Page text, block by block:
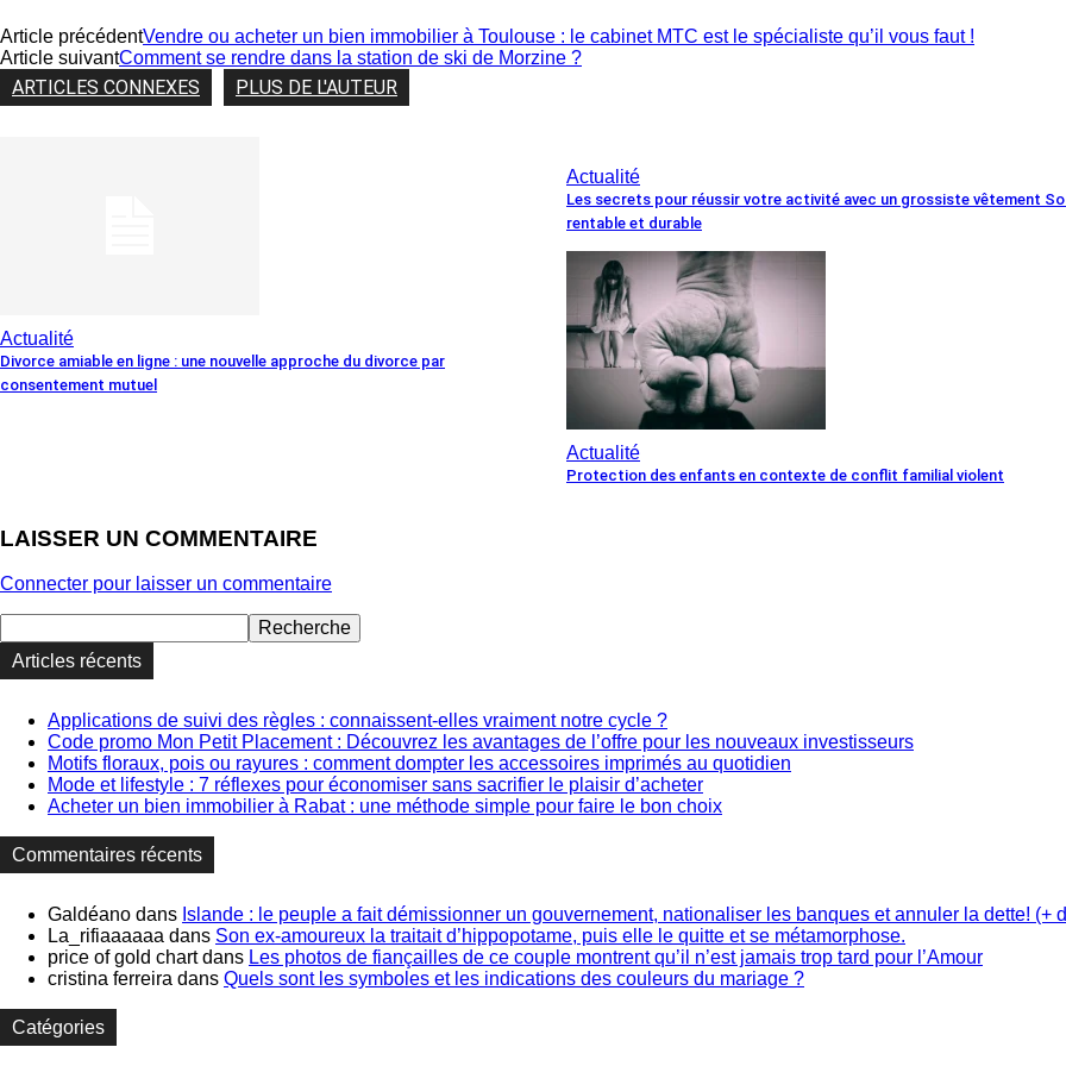
Article précédentVendre ou acheter un bien immobilier à Toulouse : le cabinet MTC est le spécialiste qu’il vous faut !
Article suivantComment se rendre dans la station de ski de Morzine ?
ARTICLES CONNEXES PLUS DE L'AUTEUR
Actualité
Divorce amiable en ligne : une nouvelle approche du divorce par
consentement mutuel
Actualité
Les secrets pour réussir votre activité avec un grossiste vêtement
rentable et durable
Actualité
Protection des enfants en contexte de conflit familial violent
LAISSER UN COMMENTAIRE
Connecter pour laisser un commentaire
Articles récents
Applications de suivi des règles : connaissent-elles vraiment notre cycle ?
Code promo Mon Petit Placement : Découvrez les avantages de l’offre pour les nouveaux investisseurs
Motifs floraux, pois ou rayures : comment dompter les accessoires imprimés au quotidien
Mode et lifestyle : 7 réflexes pour économiser sans sacrifier le plaisir d’acheter
Acheter un bien immobilier à Rabat : une méthode simple pour faire le bon choix
Commentaires récents
Galdéano dans Islande : le peuple a fait démissionner un gouvernement, nationaliser les banques et annuler la dette! (+
La_rifiaaaaaa dans Son ex-amoureux la traitait d’hippopotame, puis elle le quitte et se métamorphose.
price of gold chartdans Les photos de fiançailles de ce couple montrent qu’il n’est jamais trop tard pour l’Amour
cristina ferreira dans Quels sont les symboles et les indications des couleurs du mariage ?
Catégories